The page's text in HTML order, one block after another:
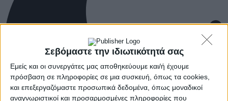
Σεβόμαστε την ιδιωτικότητά σας
Εμείς και οι συνεργάτες μας αποθηκεύουμε και/ή έχουμε
πρόσβαση σε πληροφορίες σε μια συσκευή, όπως τα cookies,
και επεξεργαζόμαστε προσωπικά δεδομένα, όπως μοναδικοί
αναγνωριστικοί και προσαρμοσμένες πληροφορίες που